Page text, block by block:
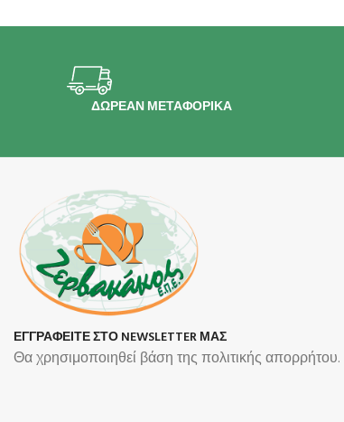
ΔΩΡΕΑΝ ΜΕΤΑΦΟΡΙΚΑ
ΕΓΓΡΑΦΕΙΤΕ ΣΤΟ NEWSLETTER ΜΑΣ
Θα χρησιμοποιηθεί βάση της πολιτικής απορρήτου.